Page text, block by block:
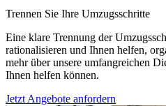
Trennen Sie Ihre Umzugsschritte
Eine klare Trennung der
rationalisieren und Ihnen helfen,
mehr über unsere umfangreichen
Ihnen helfen können.
Jetzt Angebote anfordern